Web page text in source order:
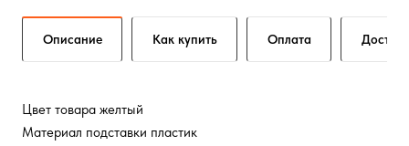
Описание Как купить Оплата
Цвет товара желтый
Материал подставки пластик